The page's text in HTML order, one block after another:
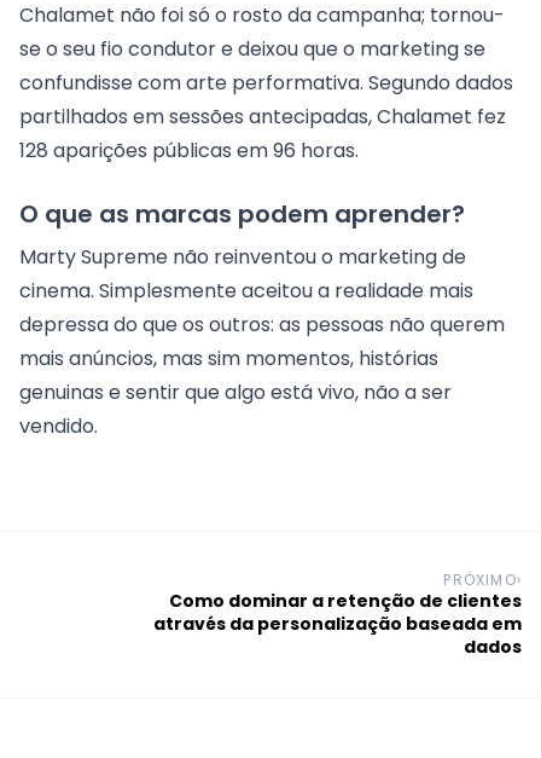
Chalamet não foi só o rosto da campanha; tornou-
se o seu fio condutor e deixou que o marketing se
confundisse com arte performativa. Segundo dados
partilhados em sessões antecipadas, Chalamet fez
128 aparições públicas em 96 horas.
O que as marcas podem aprender?
Marty Supreme não reinventou o marketing de
cinema. Simplesmente aceitou a realidade mais
depressa do que os outros: as pessoas não querem
mais anúncios, mas sim momentos, histórias
genuinas e sentir que algo está vivo, não a ser
vendido.
PRÓXIMO›
Como dominar a retenção de clientes
através da personalização baseada em
dados